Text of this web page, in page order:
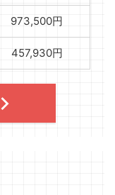
973,500円
457,930円